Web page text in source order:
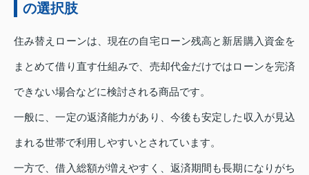
の選択肢
住み替えローンは、現在の自宅ローン残高と新居購入資金を
まとめて借り直す仕組みで、売却代金だけではローンを完済
できない場合などに検討される商品です。
一般に、一定の返済能力があり、今後も安定した収入が見込
まれる世帯で利用しやすいとされています。
一方で、借入総額が増えやすく、返済期間も長期になりがち